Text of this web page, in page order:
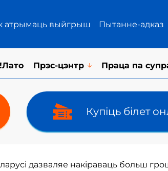
атрымаць выйгрыш Пытанне-адказ
Прэс-цэнтр Праца па
Купіць білет
дазваляе накіраваць больш